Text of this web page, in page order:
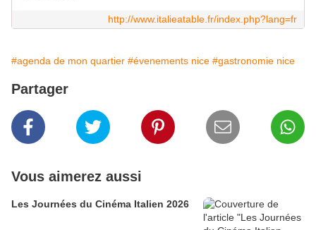
http://www.italieatable.fr/index.php?lang=fr
#agenda de mon quartier #évenements nice #gastronomie nice
Partager
Vous aimerez aussi
Les Journées du Cinéma Italien 2026